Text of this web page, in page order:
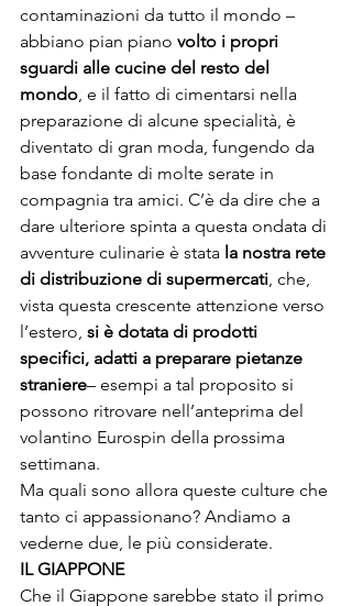
contaminazioni da tutto il mondo –
abbiano pian piano volto i propri
sguardi alle cucine del resto del
mondo, e il fatto di cimentarsi nella
preparazione di alcune specialità, è
diventato di gran moda, fungendo da
base fondante di molte serate in
compagnia tra amici. C’è da dire che a
dare ulteriore spinta a questa ondata di
avventure culinarie è stata la nostra rete
di distribuzione di supermercati, che,
vista questa crescente attenzione verso
l’estero, si è dotata di prodotti
specifici, adatti a preparare pietanze
straniere– esempi a tal proposito si
possono ritrovare nell’anteprima del
volantino Eurospin della prossima
settimana.
Ma quali sono allora queste culture che
tanto ci appassionano? Andiamo a
vederne due, le più considerate.
IL GIAPPONE
Che il Giappone sarebbe stato il primo